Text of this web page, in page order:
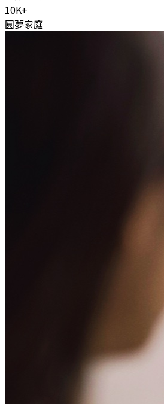
10K+
圓夢家庭